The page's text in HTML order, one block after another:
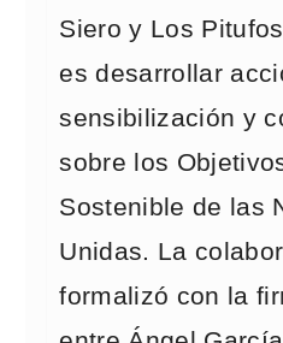
Siero y Los
es desarrollar
sensibilización y
sobre los
Sostenible de las
Unidas. La
formalizó con la